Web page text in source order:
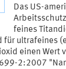
Das US-
feines
für ultrafeines
einen Wert
2:2007